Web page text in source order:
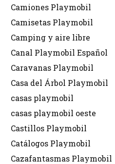
Camiones Playmobil
Camisetas Playmobil
Camping y aire libre
Canal Playmobil Español
Caravanas Playmobil
Casa del Árbol Playmobil
casas playmobil
casas playmobil oeste
Castillos Playmobil
Catálogos Playmobil
Cazafantasmas Playmobil